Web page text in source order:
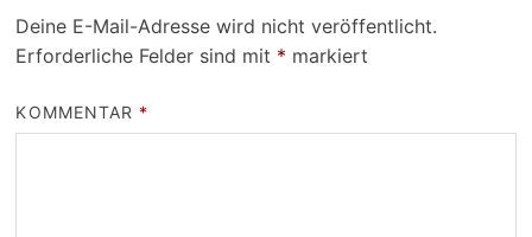
Deine E-Mail-Adresse wird nicht veröffentlicht.
Erforderliche Felder sind mit * markiert
KOMMENTAR *